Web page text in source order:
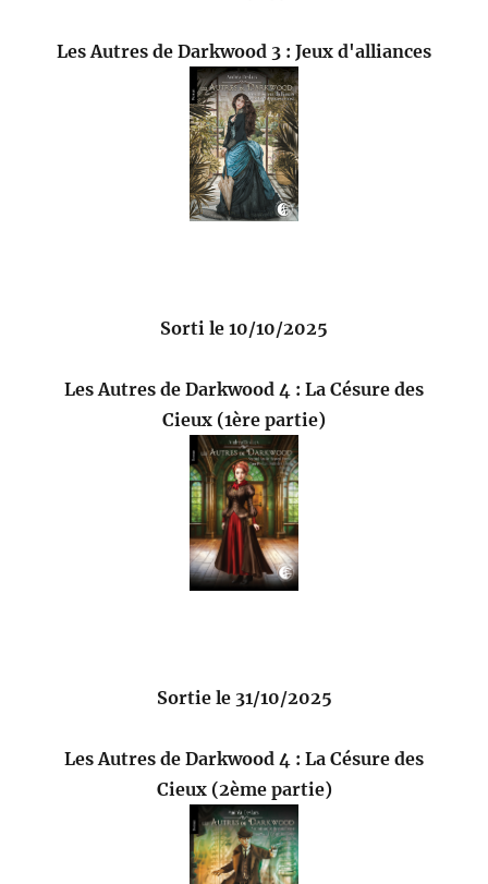
Les Autres de Darkwood 3 : Jeux d'alliances
Sorti le 10/10/2025
Les Autres de Darkwood 4 : La Césure des
Cieux (1ère partie)
Sortie le 31/10/2025
Les Autres de Darkwood 4 : La Césure des
Cieux (2ème partie)